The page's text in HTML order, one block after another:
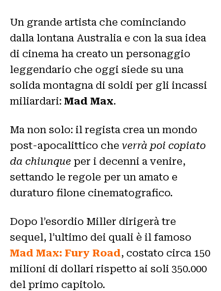
Un grande artista che cominciando
dalla lontana Australia e con la sua idea
di cinema ha creato un personaggio
leggendario che oggi siede su una
solida montagna di soldi per gli incassi
miliardari: Mad Max.
Ma non solo: il regista crea un mondo
post-apocalittico che verrà poi copiato
da chiunque per i decenni a venire,
settando le regole per un amato e
duraturo filone cinematografico.
Dopo l’esordio Miller dirigerà tre
sequel, l’ultimo dei quali è il famoso
Mad Max: Fury Road, costato circa 150
milioni di dollari rispetto ai soli 350.000
del primo capitolo.